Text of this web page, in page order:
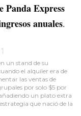
Panda Express
anuales.
un stand de su
el alquiler era de
las ventas de
por solo $5 por
un plato extra
que nació de la